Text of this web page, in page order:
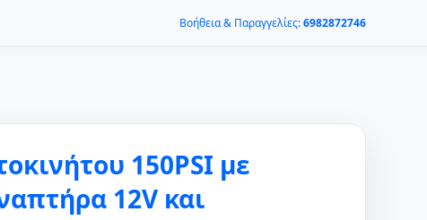
Βοήθεια & Παραγγελίες:6982872746
150PSI με
12V και